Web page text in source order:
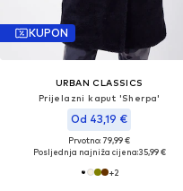
KUPON
URBAN CLASSICS
Prijelazni kaput 'Sherpa'
Od 43,19 €
Prvotno: 79,99 €
Posljednja najniža cijena:35,99 €
+2